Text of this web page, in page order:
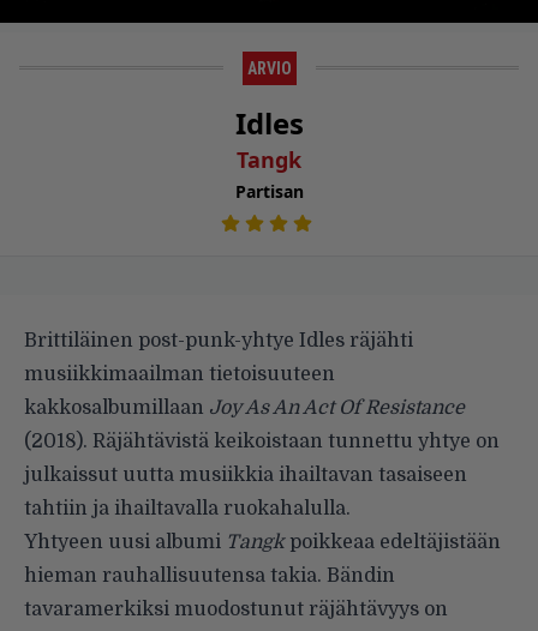
ARVIO
Idles
Tangk
Partisan
Brittiläinen post-punk-yhtye Idles räjähti
musiikkimaailman tietoisuuteen
kakkosalbumillaan Joy As An Act Of Resistance
(2018). Räjähtävistä keikoistaan tunnettu yhtye on
julkaissut uutta musiikkia ihailtavan tasaiseen
tahtiin ja ihailtavalla ruokahalulla.
Yhtyeen uusi albumi Tangkpoikkeaa edeltäjistään
hieman rauhallisuutensa takia. Bändin
tavaramerkiksi muodostunut räjähtävyys on